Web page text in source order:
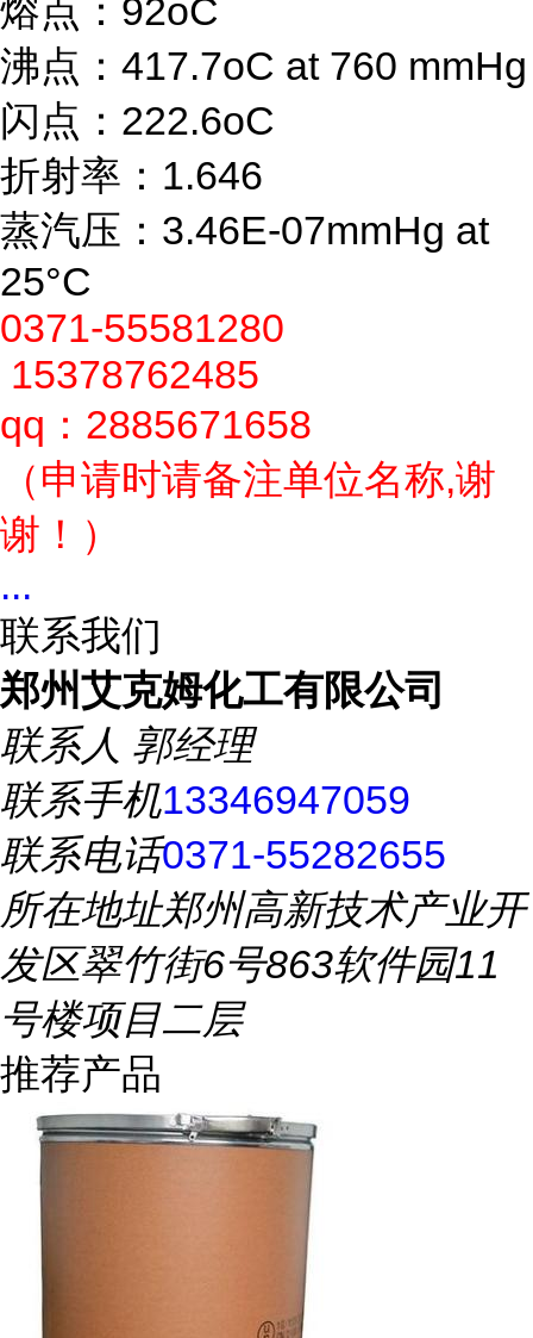
熔点：92oC
沸点：417.7oC at 760 mmHg
闪点：222.6oC
折射率：1.646
蒸汽压：3.46E-07mmHg at
25°C
0371-55581280
15378762485
qq：2885671658
（申请时请备注单位名称,谢
谢！）
...
联系我们
郑州艾克姆化工有限公司
联系人 郭经理
联系手机13346947059
联系电话0371-55282655
所在地址郑州高新技术产业开
发区翠竹街6号863软件园11
号楼项目二层
推荐产品